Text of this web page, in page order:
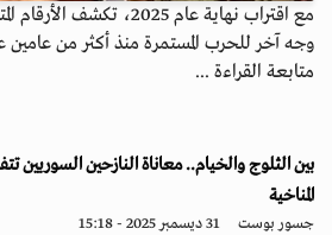
مع اقتراب نهاية عام 2025،
وجه آخر للحرب المستمرة منذ أكثر من
متابعة القراءة ...
بين الثلوج والخيام.. معاناة النازحين السوريين
المناخية
جسور بوست 31 ديسمبر 2025 - 15:18